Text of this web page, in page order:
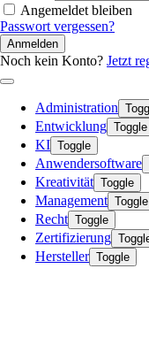
Angemeldet bleiben
Passwort vergessen?
Anmelden
Noch kein Konto? Jetzt
Administration
Entwicklung Toggle
KI Toggle
Anwendersoftware
Kreativität Toggle
Management Toggle
Recht Toggle
Zertifizierung
Hersteller Toggle